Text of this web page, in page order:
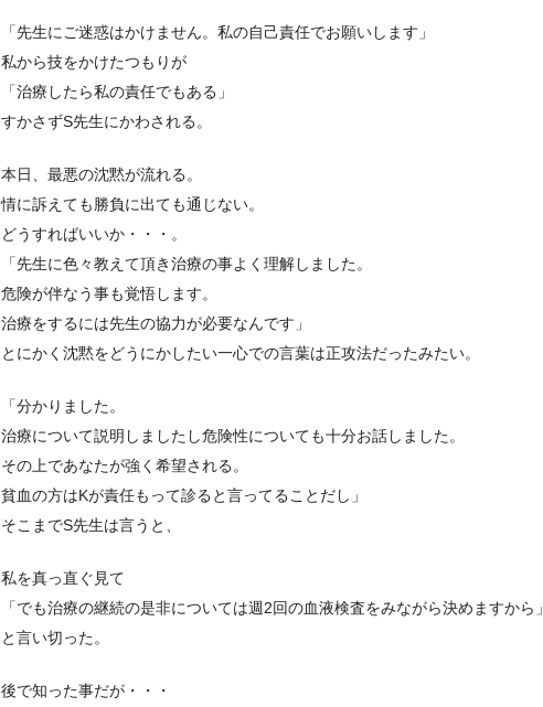
「先生にご迷惑はかけません。私の自己責任でお願いします」
私から技をかけたつもりが
「治療したら私の責任でもある」
すかさずS先生にかわされる。
本日、最悪の沈黙が流れる。
情に訴えても勝負に出ても通じない。
どうすればいいか・・・。
「先生に色々教えて頂き治療の事よく理解しました。
危険が伴なう事も覚悟します。
治療をするには先生の協力が必要なんです」
とにかく沈黙をどうにかしたい一心での言葉は正攻法だったみたい。
「分かりました。
治療について説明しましたし危険性についても十分お話しました。
その上であなたが強く希望される。
貧血の方はKが責任もって診ると言ってることだし」
そこまでS先生は言うと、
私を真っ直ぐ見て
「でも治療の継続の是非については週2回の血液検査をみながら決めますから」
と言い切った。
後で知った事だが・・・